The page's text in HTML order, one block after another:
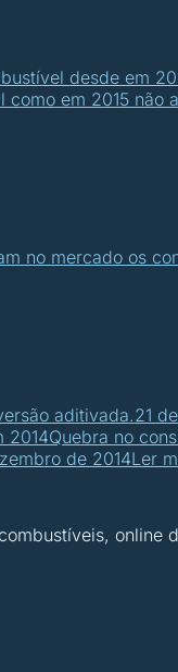
desde em
como em 2015 não
no mercado os
aditivada.21
2014Quebra no
de 2014Ler
online